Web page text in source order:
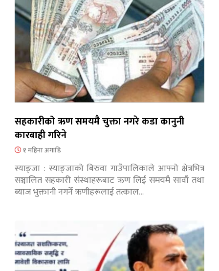
सहकारीको ऋण समयमै चुक्ता नगरे कडा कानुनी
कारबाही गरिने
१ महिना अगाडि
स्याङ्जा : स्याङ्जाको बिरुवा गाउँपालिकाले आफ्नो क्षेत्रभित्र
सञ्चालित सहकारी संस्थाहरूबाट ऋण लिई समयमै सावाँ तथा
ब्याज भुक्तानी नगर्ने ऋणीहरूलाई तत्काल…